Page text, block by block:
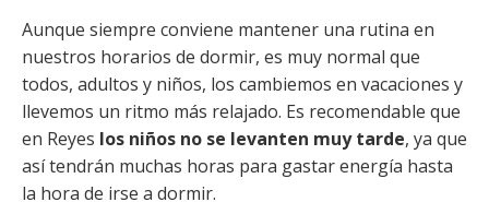
Aunque siempre conviene mantener una rutina en
nuestros horarios de dormir, es muy normal que
todos, adultos y niños, los cambiemos en vacaciones y
llevemos un ritmo más relajado. Es recomendable que
en Reyes los niños no se levanten muy tarde, ya que
así tendrán muchas horas para gastar energía hasta
la hora de irse a dormir.